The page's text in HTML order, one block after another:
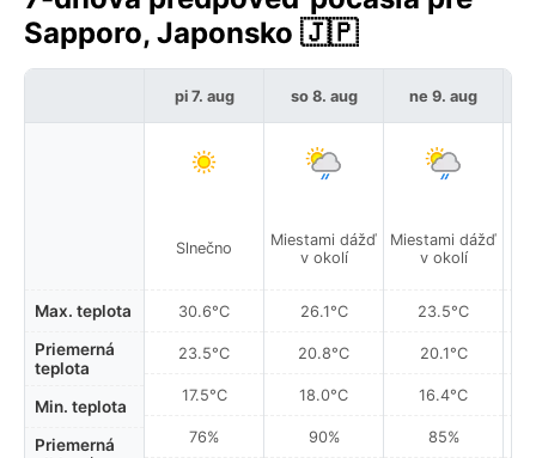
Sapporo, Japonsko 🇯🇵
Max. teplota
Priemerná
teplota
Min. teplota
Priemerná
pi 7. aug
Slnečno
30.6°C
23.5°C
17.5°C
76%
so 8. aug
Miestami dážď
v okolí
26.1°C
20.8°C
18.0°C
90%
ne 9. aug
Miestami dážď
v okolí
23.5°C
20.1°C
16.4°C
85%